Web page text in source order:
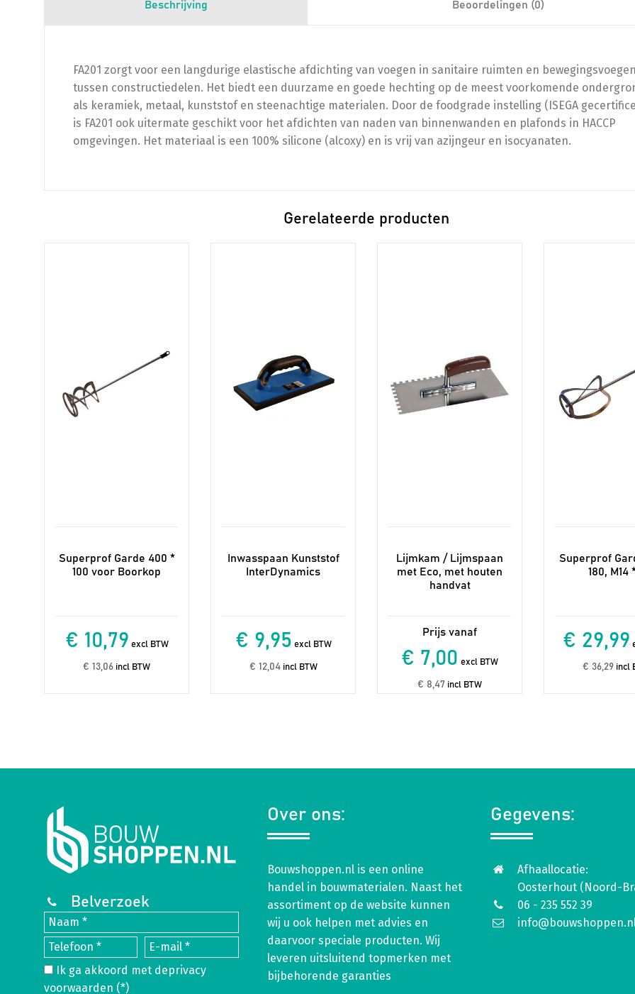
Beschrijving Beoordelingen (0)
FA201 zorgt voor een langdurige elastische afdichting van voegen in sanitaire ruimten en bewegingsvoegen
tussen constructiedelen. Het biedt een duurzame en goede hechting op de meest voorkomende
als keramiek, metaal, kunststof en steenachtige materialen. Door de foodgrade instelling (ISEGA
is FA201 ook uitermate geschikt voor het afdichten van naden van binnenwanden en plafonds in HACCP
omgevingen. Het materiaal is een 100% silicone (alcoxy) en is vrij van azijngeur en isocyanaten.
Gerelateerde producten
Superprof Garde 400 *
100 voor Boorkop
€ 10,79 excl BTW
€ 13,06 incl BTW
Inwasspaan Kunststof
InterDynamics
€ 9,95 excl BTW
€ 12,04incl BTW
gekozen
worden
Lijmkam / Lijmspaan
met Eco, met houten
handvat
€ 7,00 excl BTW
€ 8,47 incl BTW
Superprof
180, M14
€ 29,99
€ 36,29incl
Belverzoek
Ik ga akkoord met deprivacy
voorwaarden (*)
Over ons:
Bouwshoppen.nl is een online
handel in bouwmaterialen. Naast het
assortiment op de website kunnen
wij u ook helpen met advies en
daarvoor speciale producten. Wij
leveren uitsluitend topmerken met
bijbehorende garanties
Gegevens:
Afhaallocatie:
Oosterhout (Noord-
06 - 235 552 39